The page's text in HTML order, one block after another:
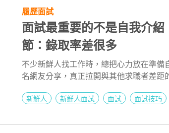
履歷面試
面試最重要的不是自我介紹
節：錄取率差很多
不少新鮮人找工作時，總把心力放在準備
名網友分享，真正拉開與其他求職者差距
官看見自己的態度與思考方式。
新鮮人 新鮮人面試 面試 面試技巧